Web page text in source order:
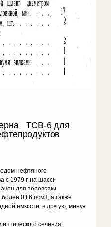
ТСВ-6 для
нефтяного
с 1979 г. на шасси
для перевозки
0,86 г/см3, а также
емкости в другую, минуя
сечения,